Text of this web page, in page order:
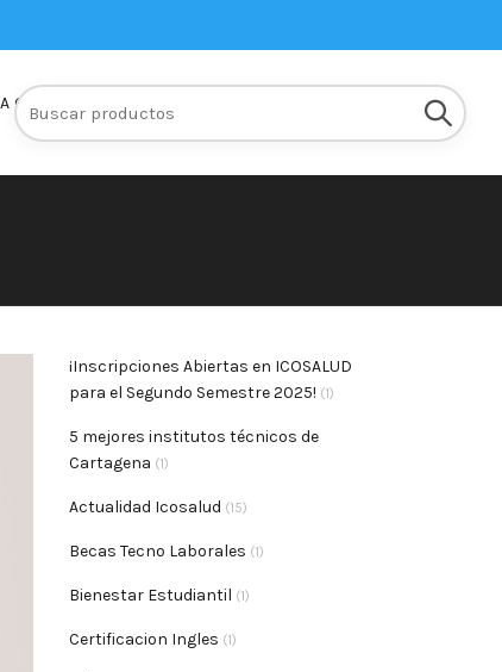
Q10 INSCRIPCIONES
Buscar:
¡Inscripciones Abiertas en ICOSALUD
para el Segundo Semestre 2025! (1)
5 mejores institutos técnicos de
Cartagena (1)
Actualidad Icosalud (15)
Becas Tecno Laborales (1)
Bienestar Estudiantil (1)
Certificacion Ingles (1)